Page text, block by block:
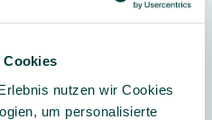
Cookies
nutzen wir Cookies
um personalisierte
Kleinteile.